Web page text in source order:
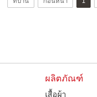
ผลิตภัณฑ์
เสื้อผ้า